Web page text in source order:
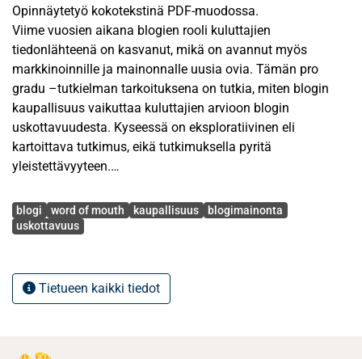
Opinnäytetyö kokotekstinä PDF-muodossa.
Viime vuosien aikana blogien rooli kuluttajien
tiedonlähteenä on kasvanut, mikä on avannut myös
markkinoinnille ja mainonnalle uusia ovia. Tämän pro
gradu –tutkielman tarkoituksena on tutkia, miten blogin
kaupallisuus vaikuttaa kuluttajien arvioon blogin
uskottavuudesta. Kyseessä on eksploratiivinen eli
kartoittava tutkimus, eikä tutkimuksella pyritä
yleistettävyyteen.
Tutkielman teoria käsittelee blogien moniulotteista roolia ja
aiheeseen liittyviä ristiriitoja. Nykyään blogit välittävät
markkinointikanavina. Yksityisblogeissa esiintyvä
mainonta aiheuttaa hämmennystä kuluttajissa, sillä heille
Avainsanat
blogi word of mouth kaupallisuus
blogimainonta
uskottavuus
Tietueen kaikki tiedot